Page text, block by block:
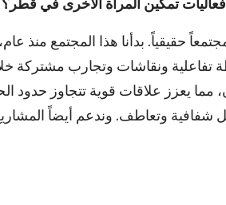
حقيقياً. بدأنا هذا المجتمع منذ
ونقاشات وتجارب مشتركة
مما يعزز علاقات قوية تتجاوز
وتعاطف. وندعم أيضاً